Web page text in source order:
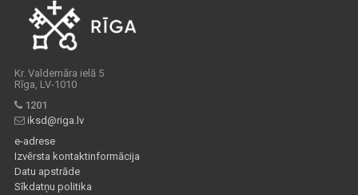
Kr. Valdemāra ielā 5
Rīga, LV-1010
1201
iksd@riga.lv
e-adrese
Izvērsta kontaktinformācija
Datu apstrāde
Sīkdatņu politika